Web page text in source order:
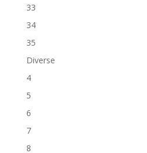
33
34
35
Diverse
4
5
6
7
8